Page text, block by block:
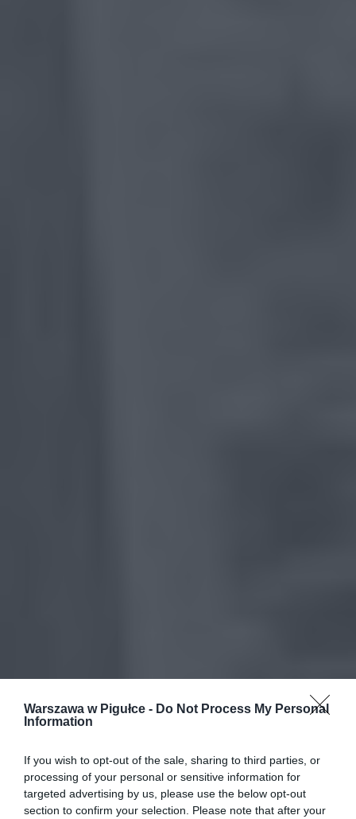
Warszawa w Pigułce - Do Not Process My Personal
Information
If you wish to opt-out of the sale, sharing to third parties, or
processing of your personal or sensitive information for
targeted advertising by us, please use the below opt-out
section to confirm your selection. Please note that after your